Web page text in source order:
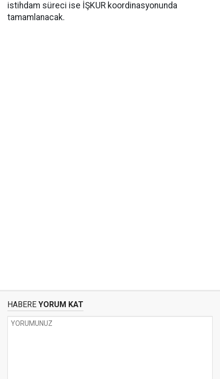
istihdam süreci ise İŞKUR koordinasyonunda
tamamlanacak.
HABERE YORUM KAT